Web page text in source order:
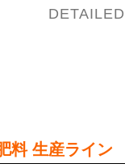
料 生産ライン